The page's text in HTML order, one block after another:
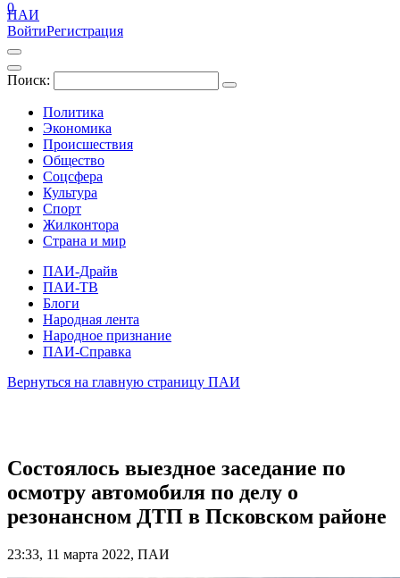
ПАИ
ВойтиРегистрация
Поиск:
Политика
Экономика
Происшествия
Общество
Соцсфера
Культура
Спорт
Жилконтора
Страна и мир
ПАИ-Драйв
ПАИ-ТВ
Блоги
Народная лента
Народное признание
ПАИ-Справка
0
Вернуться на главную страницу ПАИ
Состоялось выездное заседание по
осмотру автомобиля по делу о
резонансном ДТП в Псковском районе
23:33, 11 марта 2022, ПАИ